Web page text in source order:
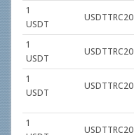
1
USDT
USDTTRC20
1
USDT
USDTTRC20
1
USDT
USDTTRC20
1
USDTTRC20